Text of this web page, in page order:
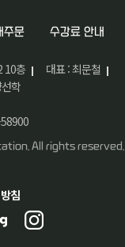
주문 수강료 안내
10층
대표 : 최문철
학
All rights reserved.
침